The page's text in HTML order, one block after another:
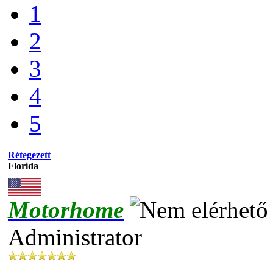
1
2
3
4
5
Rétegezett
Florida
Motorhome
Administrator